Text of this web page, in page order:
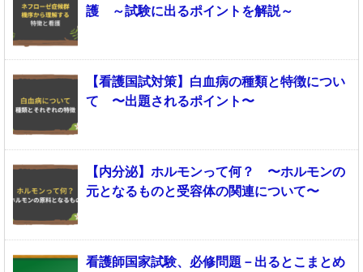
護 ～試験に出るポイントを解説～
【看護国試対策】白血病の種類と特徴につい
て 〜出題されるポイント〜
【内分泌】ホルモンって何？ 〜ホルモンの
元となるものと受容体の関連について〜
看護師国家試験、必修問題－出るとこまとめ